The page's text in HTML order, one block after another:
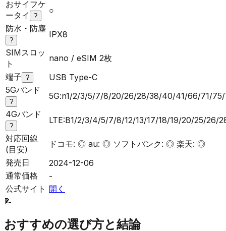
おサイフケ
ータイ
?
○
防水・防塵
?
IPX8
SIMスロッ
ト
nano / eSIM 2枚
端子 ?
USB Type-C
5Gバンド
?
5G:n1/2/3/5/7/8/20/26/28/38/40/41/66/71/
4Gバンド
?
LTE:B1/2/3/4/5/7/8/12/13/17/18/19/20/25/
対応回線
(目安)
ドコモ: ◎ au: ◎ ソフトバンク: ◎ 楽天: ◎
発売日
2024-12-06
通常価格
-
公式サイト 開く
📝
おすすめの選び方と結論